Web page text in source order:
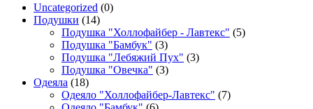
Uncategorized (0)
Подушки (14)
Подушка "Холлофайбер - Лавтекс" (5)
Подушка "Бамбук" (3)
Подушка "Лебяжий Пух" (3)
Подушка "Овечка" (3)
Одеяла (18)
Одеяло "Холлофайбер-Лавтекс" (7)